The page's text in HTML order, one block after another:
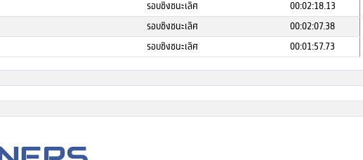
รอบชิงชนะเลิศ
00:02:18.13
รอบชิงชนะเลิศ
00:02:07.38
รอบชิงชนะเลิศ 00:01:57.73